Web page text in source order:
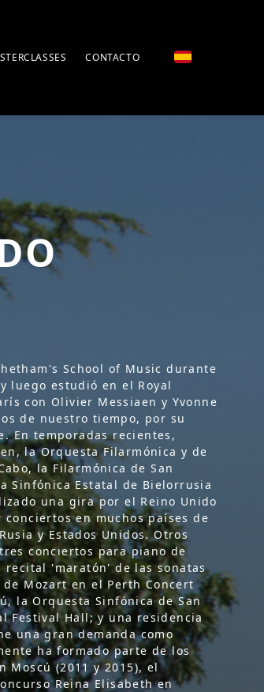
CONTACTO
School of Music durante
luego estudió en el Royal
con Olivier Messiaen y Yvonne
de nuestro tiempo, por su
En temporadas recientes,
la Orquesta Filarmónica y de
la Filarmónica de San
Sinfónica Estatal de Bielorrusia
una gira por el Reino Unido
en muchos países de
y Estados Unidos. Otros
conciertos para piano de
recital 'maratón' de las sonatas
Mozart en el Perth Concert
la Orquesta Sinfónica de San
Festival Hall; y una residencia
una gran demanda como
ha formado parte de los
Moscú (2011 y 2015), el
Reina Elisabeth en